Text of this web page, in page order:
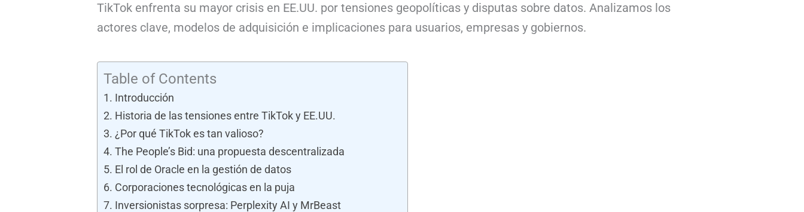
TikTok enfrenta su mayor crisis en EE.UU. por tensiones geopolíticas y disputas sobre datos. Analizamos los
actores clave, modelos de adquisición e implicaciones para usuarios, empresas y gobiernos.
Table of Contents
Introducción
Historia de las tensiones entre TikTok y EE.UU.
¿Por qué TikTok es tan valioso?
The People’s Bid: una propuesta descentralizada
El rol de Oracle en la gestión de datos
Corporaciones tecnológicas en la puja
Inversionistas sorpresa: Perplexity AI y MrBeast